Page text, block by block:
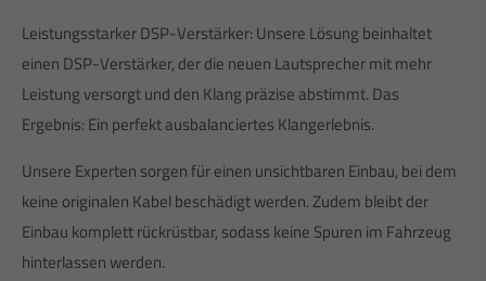
Leistungsstarker DSP-Verstärker: Unsere Lösung beinhaltet
einen DSP-Verstärker, der die neuen Lautsprecher mit mehr
Leistung versorgt und den Klang präzise abstimmt. Das
Ergebnis: Ein perfekt ausbalanciertes Klangerlebnis.
Unsere Experten sorgen für einen unsichtbaren Einbau, bei dem
keine originalen Kabel beschädigt werden. Zudem bleibt der
Einbau komplett rückrüstbar, sodass keine Spuren im Fahrzeug
hinterlassen werden.